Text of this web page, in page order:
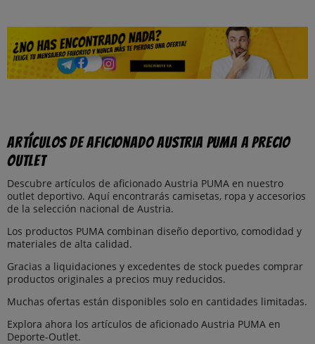
Artículos de aficionado Austria PUMA a precio
outlet
Descubre artículos de aficionado Austria PUMA en nuestro
outlet deportivo. Aquí encontrarás camisetas, ropa y accesorios
de la selección nacional de Austria.
Los productos PUMA combinan diseño deportivo, comodidad y
materiales de alta calidad.
Gracias a liquidaciones y excedentes de stock puedes comprar
productos originales a precios muy reducidos.
Muchas ofertas están disponibles solo en cantidades limitadas.
Explora ahora los artículos de aficionado Austria PUMA en
Deporte-Outlet.